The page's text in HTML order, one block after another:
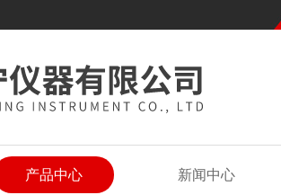
产品中心 新闻中心